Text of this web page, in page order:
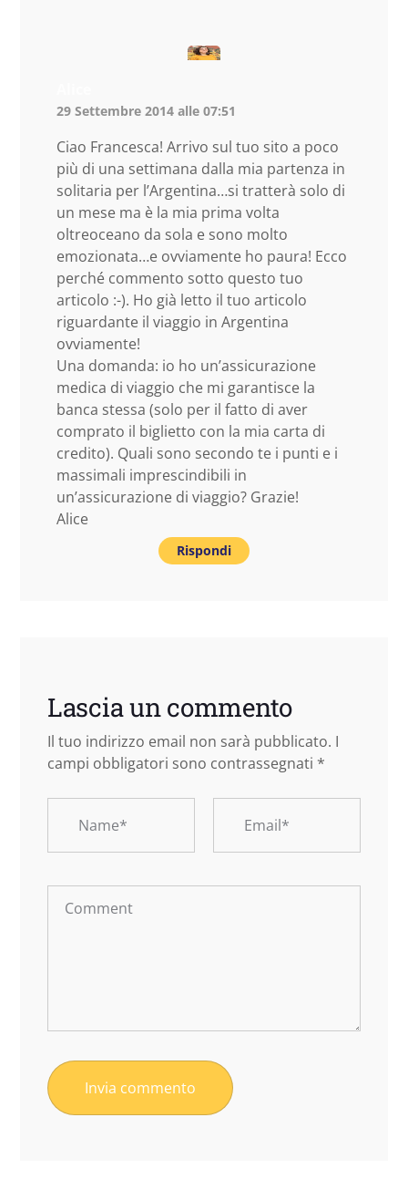
29 Settembre 2014 alle 07:51
Ciao Francesca! Arrivo sul tuo sito a poco
più di una settimana dalla mia partenza in
solitaria per l’Argentina…si tratterà solo di
un mese ma è la mia prima volta
oltreoceano da sola e sono molto
emozionata…e ovviamente ho paura! Ecco
perché commento sotto questo tuo
articolo :-). Ho già letto il tuo articolo
riguardante il viaggio in Argentina
ovviamente!
Una domanda: io ho un’assicurazione
medica di viaggio che mi garantisce la
banca stessa (solo per il fatto di aver
comprato il biglietto con la mia carta di
credito). Quali sono secondo te i punti e i
massimali imprescindibili in
un’assicurazione di viaggio? Grazie!
Alice
Rispondi
Lascia un commento
Il tuo indirizzo email non sarà pubblicato. I
campi obbligatori sono contrassegnati *